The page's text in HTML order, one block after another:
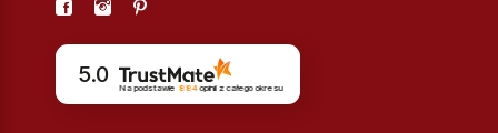
5.0
Na podstawie 884opiniiz całego okresu